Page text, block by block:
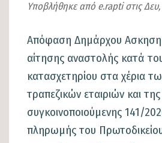
Υποβλήθηκε από e.raptiστις
Απόφαση Δημάρχου Ασκηση
αίτησης αναστολής κατά
κατασχετηρίου στα χέρια
τραπεζικών εταιριών και της
συγκοινοποιούμενης 141/
πληρωμής του